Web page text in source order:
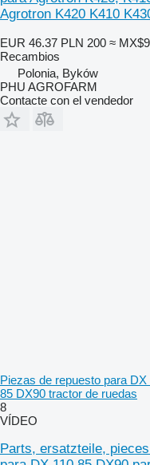
Agrotron K420 K410
EUR 46.37 PLN 200 ≈
Recambios
Polonia, Byków
PHU AGROFARM
Contacte con el vendedor
Piezas de repuesto para
85 DX90 tractor de ruedas
8
VÍDEO
Parts, ersatzteile,